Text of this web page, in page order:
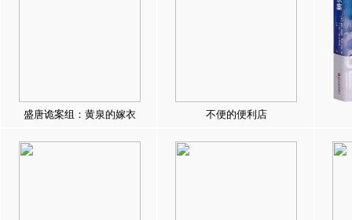
盛唐诡案组：黄泉的嫁衣 不便的便利店